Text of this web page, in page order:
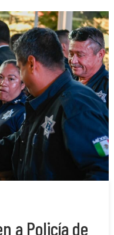
a Policía de